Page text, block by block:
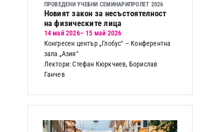
ПРОВЕДЕНИ УЧЕБНИ СЕМИНАРИПРОЛЕТ 2026
Новият закон за несъстоятелност
на физическите лица
14 май 2026– 15 май 2026
Конгресен център „Глобус“ – Конферентна
зала „Азия“
Лектори: Стефан Кюркчиев, Борислав
Ганчев